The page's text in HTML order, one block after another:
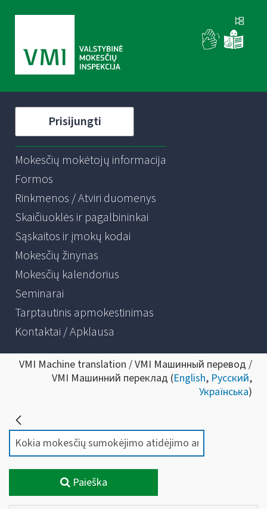
Prisijungti
Mokesčių mokėtojų informacija
Formos
Rinkmenos / Atviri duomenys
Skaičiuoklės ir pagalbininkai
Sąskaitos ir įmokų kodai
Mokesčių žinynas
Mokesčių kalendorius
Seminarai
Tarptautinis apmokestinimas
Kontaktai / Apklausa
VMI Machine translation / VMI Машинный перевод /
VMI Машинний переклад (English, Русский,
Українська)
Paieška